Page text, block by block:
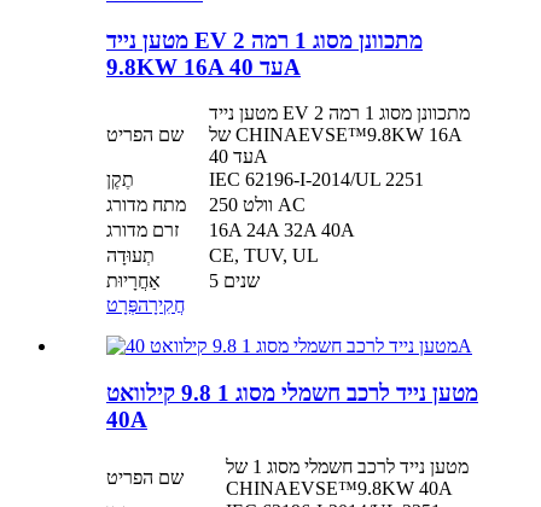
מטען נייד EV מתכוונן מסוג 1 רמה 2
9.8KW 16A עד 40A
שם הפריט
מטען נייד EV מתכוונן מסוג 1 רמה 2
של CHINAEVSE™️9.8KW 16A
עד 40A
תֶקֶן
IEC 62196-I-2014/UL 2251
מתח מדורג
250 וולט AC
זרם מדורג
16A 24A 32A 40A
תְעוּדָה
CE, TUV, UL
אַחֲרָיוּת
5 שנים
חֲקִירָהפְּרָט
מטען נייד לרכב חשמלי מסוג 1 9.8 קילוואט
40A
שם הפריט
מטען נייד לרכב חשמלי מסוג 1 של
CHINAEVSE™️9.8KW 40A